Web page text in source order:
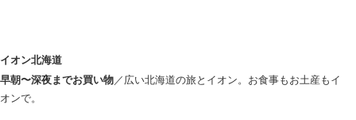
イオン北海道
早朝〜深夜までお買い物／広い北海道の旅とイオン。お食事もお土産もイ
オンで。